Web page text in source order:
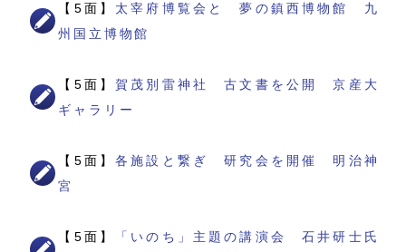
【5面】 太宰府博覧会と 夢の鎮西博物館 九
州国立博物館
【5面】賀茂別雷神社 古文書を公開 京産大
ギャラリー
【5面】各施設と繋ぎ 研究会を開催 明治神
宮
【5面】
「いのち」主題の講演会 石井研士氏